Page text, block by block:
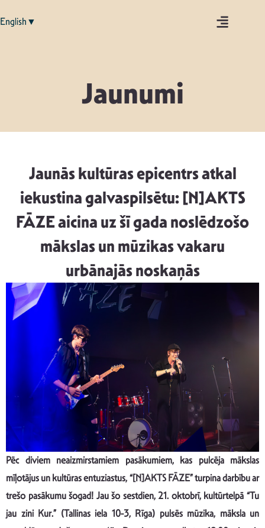
English▼
Jaunumi
Jaunās kultūras epicentrs atkal
iekustina galvaspilsētu: [N]AKTS
FĀZE aicina uz šī gada noslēdzošo
mākslas un mūzikas vakaru
urbānajās noskaņās
Pēc diviem neaizmirstamiem pasākumiem, kas pulcēja mākslas
mīļotājus un kultūras entuziastus, “[N]AKTS FĀZE” turpina darbību ar
trešo pasākumu šogad! Jau šo sestdien, 21. oktobrī, kultūrtelpā “Tu
jau zini Kur.” (Tallinas iela 10-3, Rīga) pulsēs mūzika, māksla un